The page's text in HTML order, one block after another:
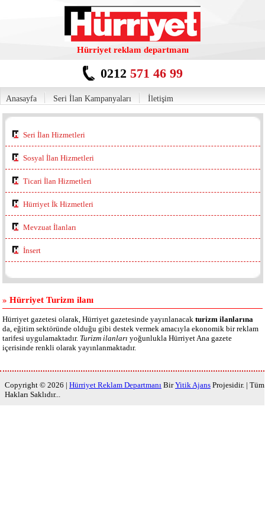
Hürriyet reklam departmanı
0212 571 46 99
Anasayfa Seri İlan Kampanyaları İletişim
Seri İlan Hizmetleri
Sosyal İlan Hizmetleri
Ticari İlan Hizmetleri
Hürriyet İk Hizmetleri
Mevzuat İlanları
İnsert
Hürriyet Turizm ilanı
Hürriyet gazetesi olarak, Hürriyet gazetesinde yayınlanacakturizm ilanlarına
da, eğitim sektöründe olduğu gibi destek vermek amacıyla ekonomik bir reklam
tarifesi uygulamaktadır. Turizm ilanları yoğunlukla Hürriyet Ana gazete
içerisinde renkli olarak yayınlanmaktadır.
Copyright © 2026 | Hürriyet Reklam Departmanı BirYitik Ajans Projesidir. | Tüm
Hakları Saklıdır...